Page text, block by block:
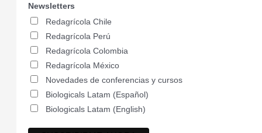
Newsletters
Redagrícola Chile
Redagrícola Perú
Redagrícola Colombia
Redagrícola México
Novedades de conferencias y cursos
Biologicals Latam (Español)
Biologicals Latam (English)